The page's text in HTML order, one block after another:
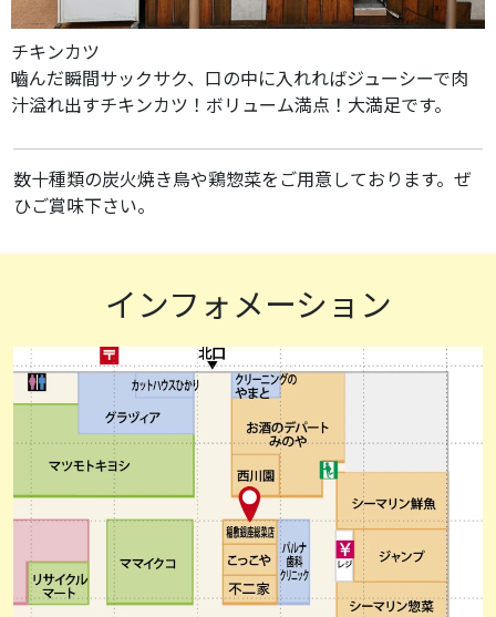
チキンカツ
嚙んだ瞬間サックサク、口の中に入れればジューシーで肉
汁溢れ出すチキンカツ！ボリューム満点！大満足です。
数十種類の炭火焼き鳥や鶏惣菜をご用意しております。ぜ
ひご賞味下さい。
インフォメーション